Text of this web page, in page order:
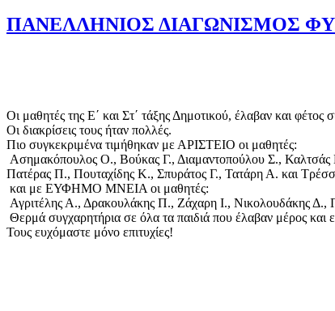
ΠΑΝΕΛΛΗΝΙΟΣ ΔΙΑΓΩΝΙΣΜΟΣ
Οι μαθητές της Ε΄ και Στ΄ τάξης Δημοτικού, έλαβαν και
Οι διακρίσεις τους ήταν πολλές.
Πιο συγκεκριμένα τιμήθηκαν με ΑΡΙΣΤΕΙΟ οι μαθητές:
Ασημακόπουλος Ο., Βούκας Γ., Διαμαντοπούλου Σ.,
Πατέρας Π., Πουταχίδης Κ., Σπυράτος Γ., Τατάρη Α. και
και με ΕΥΦΗΜΟ ΜΝΕΙΑ οι μαθητές:
Αγριτέλης Α., Δρακουλάκης Π., Ζάχαρη Ι., Νικολουδάκης
Θερμά συγχαρητήρια σε όλα τα παιδιά που έλαβαν μέρος
Τους ευχόμαστε μόνο επιτυχίες!